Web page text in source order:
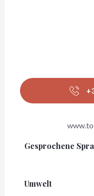
Gesprochene
Gesprochene
Umwelt
Umwelt